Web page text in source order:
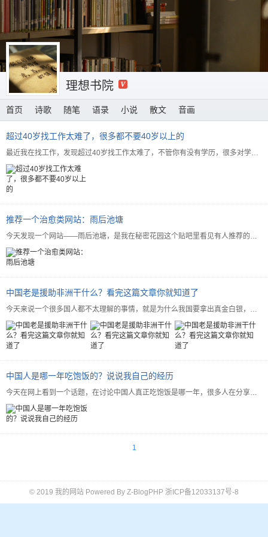
理想书院
首页 诗歌 随笔 语录 小说 散文 音画
超过40岁找工作太难了，很多都不要40岁以上的
最近我在找工作，发现超过40岁找工作太难了，不管你有没有学历，很多对学历有要求的，基本上门槛就是35...
推荐一个治愈类网站：雨后池塘
今天发现一个网站——雨后池塘，是我在秘密花园这个贴吧里看见有人推荐的，然后搜索进去看了看，看得出站长...
中国老是援助非洲干什么？看完这篇文章你就知道了
今天来说一个很多国人都不太理解的事情，就是为什么我国要拿出真金白银，一直帮助非洲搞经济建设，甚至很多...
中国人是哪一年吃饱饭的？说说我自己的经历
今天在网上看到一个话题，在讨论中国人真正吃饱饭是哪一年，很多人在分享自己的经历，我也来说说我的经历，...
1
© 2019 我的网站 Powered By Z-BlogPHP 浙ICP备12033137号-8